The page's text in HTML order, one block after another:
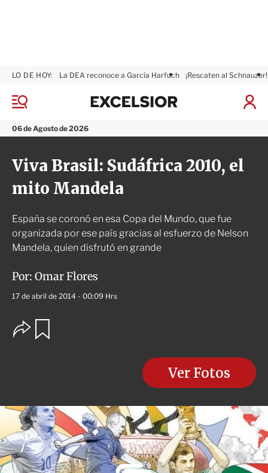
M
n
ú
06 de Agosto de 2026
LO DE HOY: La DEA reconoce a García Harfuch ¡Rescaten al Schnauzer!
I
x
l
i
o
Viva Brasil: Sudáfrica 2010, el
mito Mandela
España se coronó en esa Copa del Mundo, que fue
organizada por ese país gracias al esfuerzo de Nelson
Mandela, quien disfrutó en grande
Por: Omar Flores
17 de abril de 2014 - 00:09 Hrs
O
p
s
d
e
c
o
m
Ver Fotos